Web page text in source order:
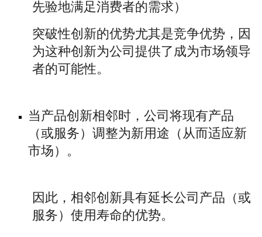
先验地满足消费者的需求）
突破性创新的优势尤其是竞争优势，因
为这种创新为公司提供了成为市场领导
者的可能性。
当产品创新相邻时，公司将现有产品
（或服务）调整为新用途（从而适应新
市场）。
因此，相邻创新具有延长公司产品（或
服务）使用寿命的优势。